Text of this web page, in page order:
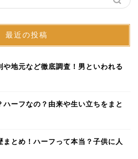
最近の投稿
や地元など徹底調査！男といわれる
ハーフなの？由来や生い立ちをまと
まとめ！ハーフって本当？子供に人